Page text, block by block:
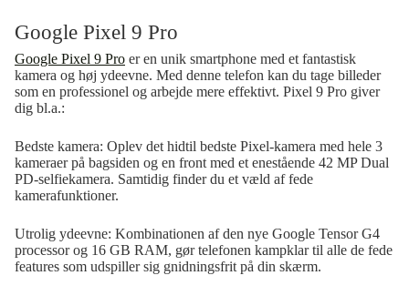
Google Pixel 9 Pro
Google Pixel 9 Pro er en unik smartphone med et fantastisk
kamera og høj ydeevne. Med denne telefon kan du tage billeder
som en professionel og arbejde mere effektivt. Pixel 9 Pro giver
dig bl.a.:
Bedste kamera: Oplev det hidtil bedste Pixel-kamera med hele 3
kameraer på bagsiden og en front med et enestående 42 MP Dual
PD-selfiekamera. Samtidig finder du et væld af fede
kamerafunktioner.
Utrolig ydeevne: Kombinationen af den nye Google Tensor G4
processor og 16 GB RAM, gør telefonen kampklar til alle de fede
features som udspiller sig gnidningsfrit på din skærm.